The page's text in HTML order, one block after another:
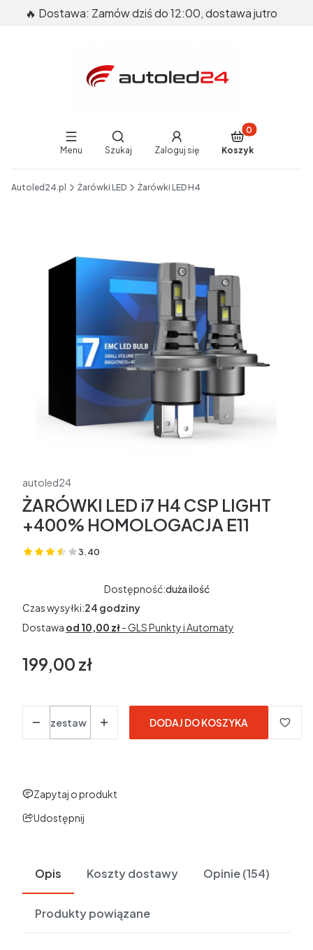
🔥 Dostawa: Zamów dziś do 12:00, dostawa jutro
Menu
Otwórz wyszukiwarkę
Szukaj Zaloguj się
Produkty w
Koszyk
Autoled24.pl Żarówki LED Żarówki LED H4
autoled24
ŻARÓWKI LED i7 H4 CSP LIGHT
+400% HOMOLOGACJA E11
3.40
(Oceny: 154 Recenzje: 0)
Dostępność:duża ilość
Czas wysyłki:24 godziny
Dostawa od 10,00 zł- GLS Punkty i Automaty
Cena
199,00 zł
zestaw
DODAJ DO KOSZYKA
Zapytaj o produkt
Udostępnij
Opis Koszty dostawy Opinie (154)
Produkty powiązane